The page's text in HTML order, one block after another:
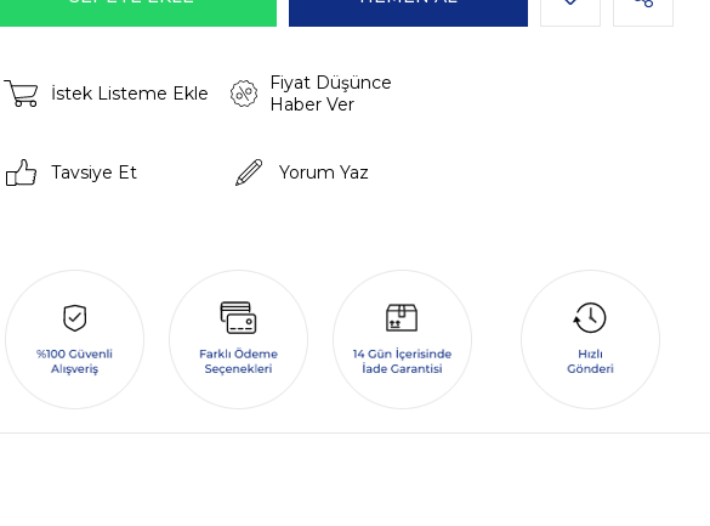
İstek Listeme Ekle
Fiyat Düşünce
Haber Ver
Tavsiye Et Yorum Yaz